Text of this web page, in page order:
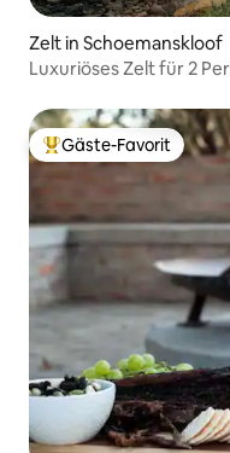
Zelt in Schoemanskloof
Luxuriöses Zelt für 2
Beliebter Gäste-Favorit.
Gäste-Favorit